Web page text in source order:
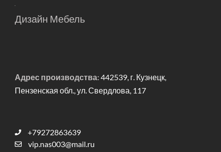
Дизайн Мебель
Адрес производства:442539, г. Кузнецк,
Пензенская обл., ул. Свердлова, 117
+79272863639
vip.nas003@mail.ru